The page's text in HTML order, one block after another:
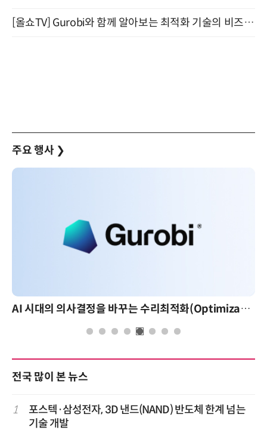
[올쇼TV] Gurobi와 함께 알아보는 최적화 기술의 비즈니스 활용 (8월 20일 생방송)
주요 행사 ❯
AI 시대의 의사결정을 바꾸는 수리최적화(Optimization): 실제 산업 적용 사례와 활용 전략
전국 많이 본 뉴스
1
포스텍·삼성전자, 3D 낸드(NAND) 반도체 한계 넘는
기술 개발